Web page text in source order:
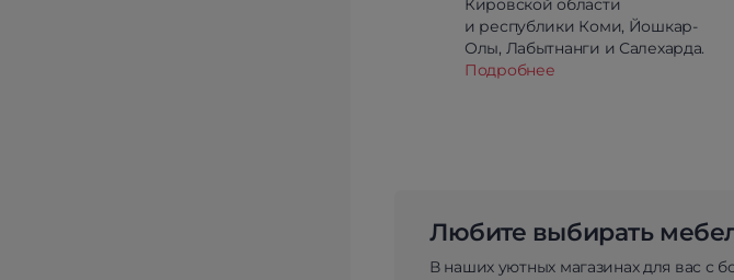
Кировской области
и республики Коми, Йошкар-
Олы, Лабытнанги и Салехарда.
Подробнее
Любите выбирать
В наших уютных магазинах для вас